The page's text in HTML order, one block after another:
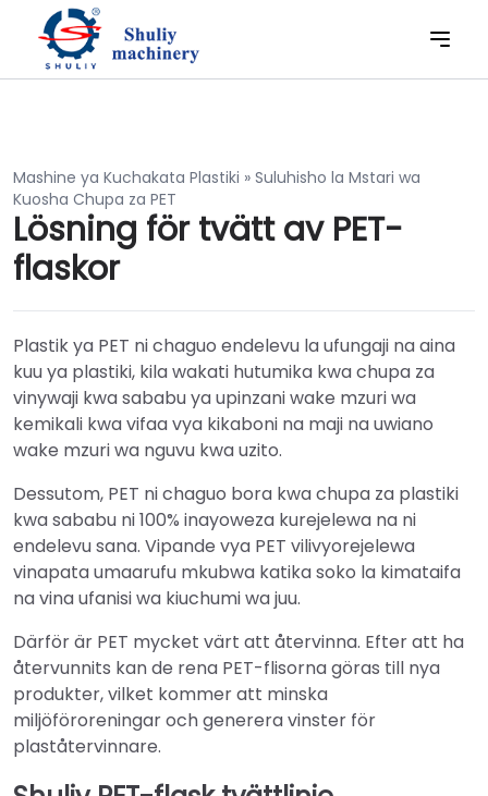
Mashine ya Kuchakata Plastiki » Suluhisho la Mstari wa
Kuosha Chupa za PET
Lösning för tvätt av PET-
flaskor
Plastik ya PET ni chaguo endelevu la ufungaji na aina
kuu ya plastiki, kila wakati hutumika kwa chupa za
vinywaji kwa sababu ya upinzani wake mzuri wa
kemikali kwa vifaa vya kikaboni na maji na uwiano
wake mzuri wa nguvu kwa uzito.
Dessutom, PET ni chaguo bora kwa chupa za plastiki
kwa sababu ni 100% inayoweza kurejelewa na ni
endelevu sana. Vipande vya PET vilivyorejelewa
vinapata umaarufu mkubwa katika soko la kimataifa
na vina ufanisi wa kiuchumi wa juu.
Därför är PET mycket värt att återvinna. Efter att ha
återvunnits kan de rena PET-flisorna göras till nya
produkter, vilket kommer att minska
miljöföroreningar och generera vinster för
plaståtervinnare.